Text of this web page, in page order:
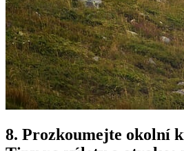
8. Prozkoumejte okolní